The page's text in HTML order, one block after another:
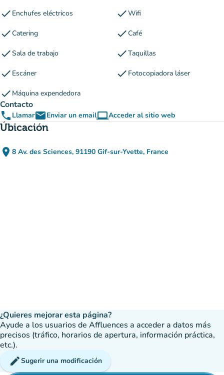
check Enchufes eléctricos checkWifi
checkCatering checkCafé
checkSala de trabajo checkTaquillas
check Escáner check Fotocopiadora láser
check Máquina expendedora
Contacto
phone LlamaremailEnviar un emailcomputerAcceder al sitio web
(nueva pestaña)
Úbicación
place 8 Av. des Sciences, 91190 Gif-sur-Yvette, France
(abrir en Google Maps)
(nueva pestaña)
¿Quieres mejorar esta página?
Ayude a los usuarios de Affluences a acceder a datos más
precisos (tráfico, horarios de apertura, información práctica,
etc.).
editSugerir una modificación